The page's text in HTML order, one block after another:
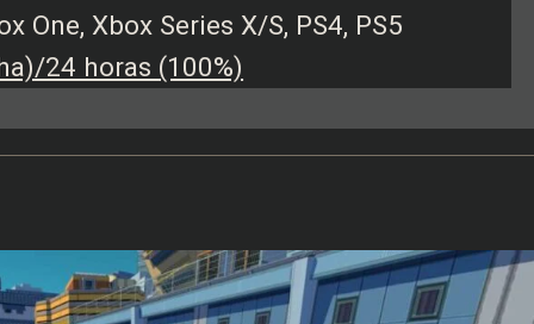
One, Xbox Series X/S, PS4, PS5
24 horas (100%)